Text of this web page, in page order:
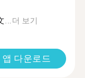
...더 보기
앱 다운로드